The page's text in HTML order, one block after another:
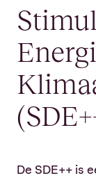
De SDE++ is